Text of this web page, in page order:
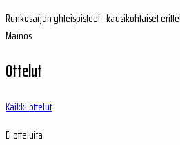
Runkosarjan yhteispisteet · kausikohtaiset
Mainos
Ottelut
Kaikki ottelut
Ei otteluita